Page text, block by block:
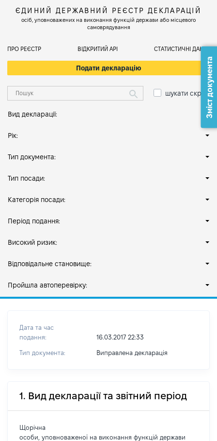
ЄДИНИЙ ДЕРЖАВНИЙ РЕЄСТР ДЕКЛАРАЦІЙ
осіб, уповноважених на виконання функцій держави або місцевого
самоврядування
ПРО РЕЄСТР ВІДКРИТИЙ АРІ СТАТИСТИЧНІ ДАНІ
Подати декларацію
шукати скрізь
Вид декларації:
Рік:
Тип документа:
Тип посади:
Категорія посади:
Період подання:
Високий ризик:
Відповідальне становище:
Пройшла автоперевірку:
Дата та час
подання:
16.03.2017 22:33
Тип документа: Виправлена декларація
1. Вид декларації та звітний період
Щорічна
особи, уповноваженої на виконання функцій держави
Зміст документа